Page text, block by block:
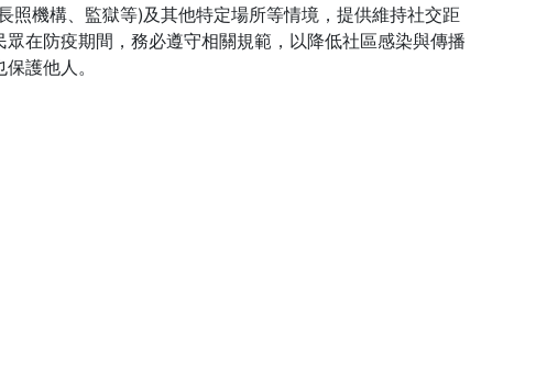
照機構、監獄等)及其他特定場所等情境，提供維持社交距
眾在防疫期間，務必遵守相關規範，以降低社區感染與傳播
護他人。